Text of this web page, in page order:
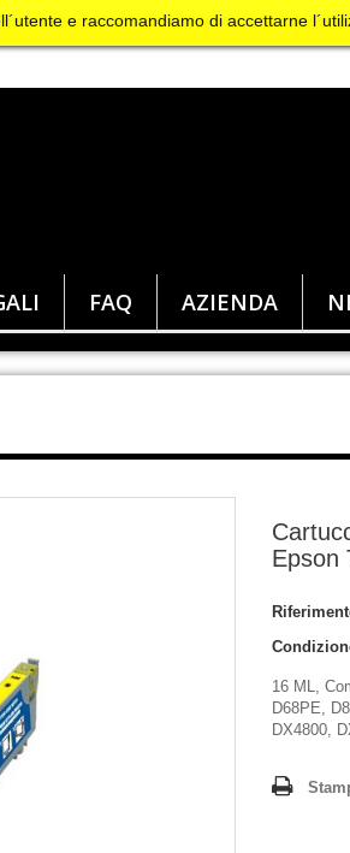
FAQ AZIENDA
e raccomandiamo di accettarne
Epson
16 ML,
D68PE,
DX4800,